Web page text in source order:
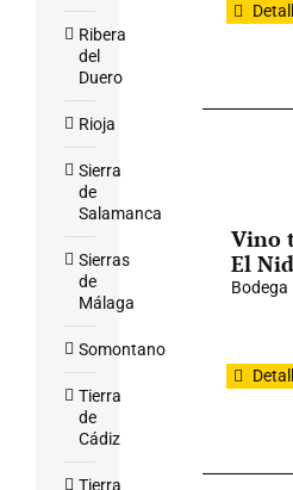
Vino
El
Bodega
Ribera
del
Duero
Rioja
Sierra
de
Salamanca
Sierras
de
Málaga
Somontano
Tierra
de
Cádiz
Tierra